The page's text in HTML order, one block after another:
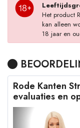
Het product
kan alleen
18 jaar en
Rode Kanten
evaluaties en